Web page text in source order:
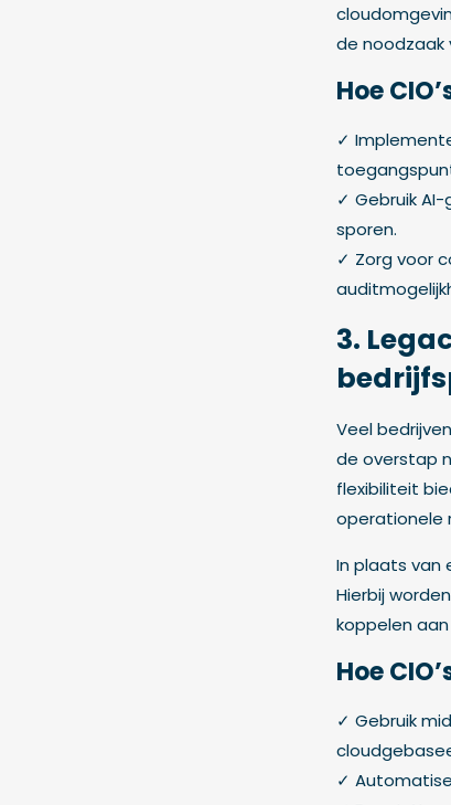
de noodzaak
Hoe
✓
✓ Gebruik
sporen.
✓ Zorg voor
3.
Veel
de overstap
flexibiliteit
operationele
In plaats van
Hierbij
koppelen
Hoe
✓ Gebruik
✓